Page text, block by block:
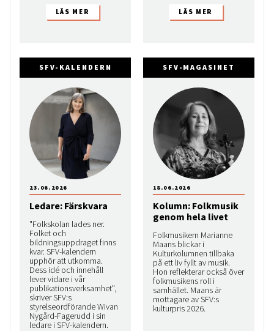
SFV-KALENDERN
Ledare: Färskvara
"Folkskolan lades ner.
Folket och
bildningsuppdraget finns
kvar. SFV-kalendern
upphör att utkomma.
Dess idé och innehåll
lever vidare i vår
publikationsverksamhet",
skriver SFV:s
styrelseordförande Wivan
Nygård-Fagerudd i sin
ledare i SFV-kalendern.
23.06.2026
SFV-MAGASINET
Kolumn: Folkmusik
genom hela livet
Folkmusikern Marianne
Maans blickar i
Kulturkolumnen tillbaka
på ett liv fyllt av musik.
Hon reflekterar också över
folkmusikens roll i
samhället. Maans är
mottagare av SFV:s
kulturpris 2026.
18.06.2026